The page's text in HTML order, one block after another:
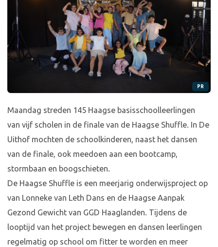
PR
Maandag streden 145 Haagse basisschoolleerlingen
van vijf scholen in de finale van de Haagse Shuffle. In De
Uithof mochten de schoolkinderen, naast het dansen
van de finale, ook meedoen aan een bootcamp,
stormbaan en boogschieten.
De Haagse Shuffle is een meerjarig onderwijsproject op
van Lonneke van Leth Dans en de Haagse Aanpak
Gezond Gewicht van GGD Haaglanden. Tijdens de
looptijd van het project bewegen en dansen leerlingen
regelmatig op school om fitter te worden en meer